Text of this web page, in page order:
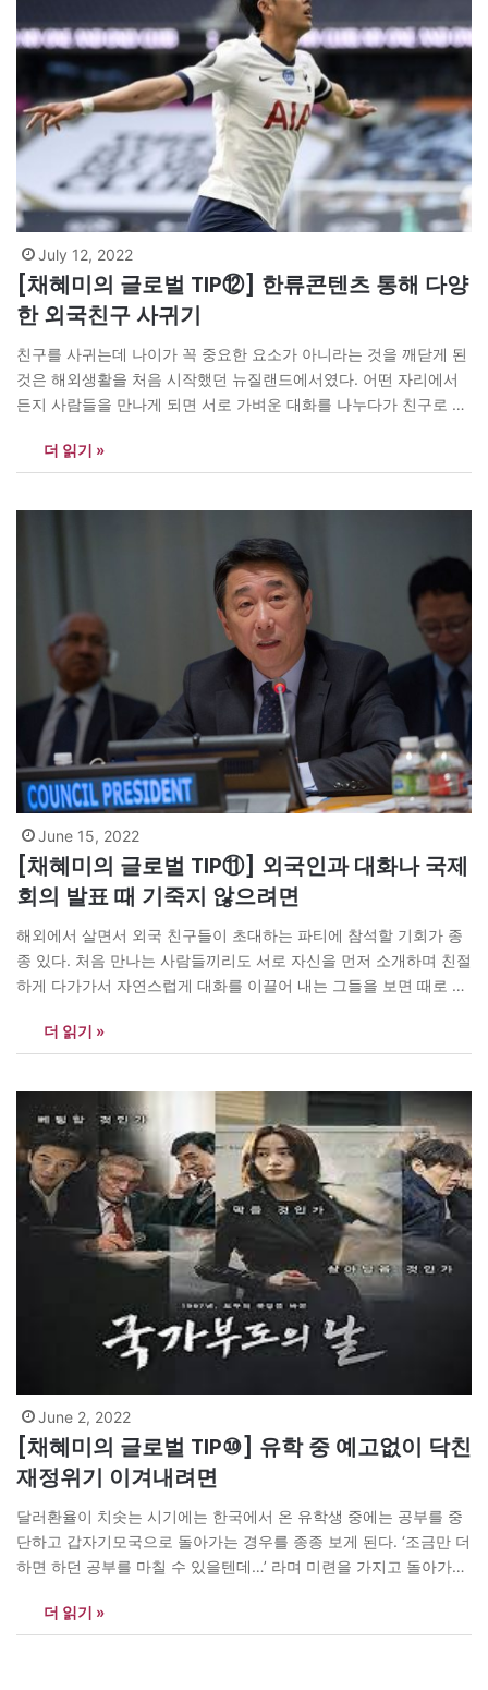
July 12, 2022
[채혜미의 글로벌 TIP⑫] 한류콘텐츠 통해 다양
한 외국친구 사귀기
친구를 사귀는데 나이가 꼭 중요한 요소가 아니라는 것을 깨닫게 된
것은 해외생활을 처음 시작했던 뉴질랜드에서였다. 어떤 자리에서
든지 사람들을 만나게 되면 서로 가벼운 대화를 나누다가 친구로 발
는 사람들과 이런저런 대화를 하다가 친구로 발전한다. 한국에서는
경험하기 힘든 개방된 문화였기에 가능했다. 예를 들어 항상…
더 읽기 »
June 15, 2022
[채혜미의 글로벌 TIP⑪] 외국인과 대화나 국제
회의 발표 때 기죽지 않으려면
해외에서 살면서 외국 친구들이 초대하는 파티에 참석할 기회가 종
종 있다. 처음 만나는 사람들끼리도 서로 자신을 먼저 소개하며 친절
하게 다가가서 자연스럽게 대화를 이끌어 내는 그들을 보면 때로 부
이 쉽게 다가갈 수 있는 그들의 태도와 매너는 하루아침에 이루어진
것이 아니다. 어릴 때부터 가정과 사회와 학교로부터…
더 읽기 »
June 2, 2022
[채혜미의 글로벌 TIP⑩] 유학 중 예고없이 닥친
재정위기 이겨내려면
달러환율이 치솟는 시기에는 한국에서 온 유학생 중에는 공부를 중
단하고 갑자기모국으로 돌아가는 경우를 종종 보게 된다. ‘조금만 더
하면 하던 공부를 마칠 수 있을텐데…’ 라며 미련을 가지고 돌아가는
오면서 이런 상황에 대한 아무런 대비책이 없었던 것을 후회와 아쉬
움이 적지 않다. 자녀를 위해서라면 무엇이든지…
더 읽기 »